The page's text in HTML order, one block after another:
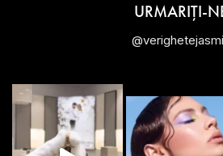
URMARIȚI-